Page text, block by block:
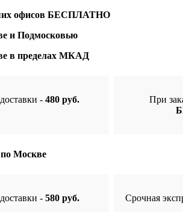
офисов БЕСПЛАТНО
и Подмосковью
в пределах МКАД
- 480 руб.
При
Москве
- 580 руб. Срочная